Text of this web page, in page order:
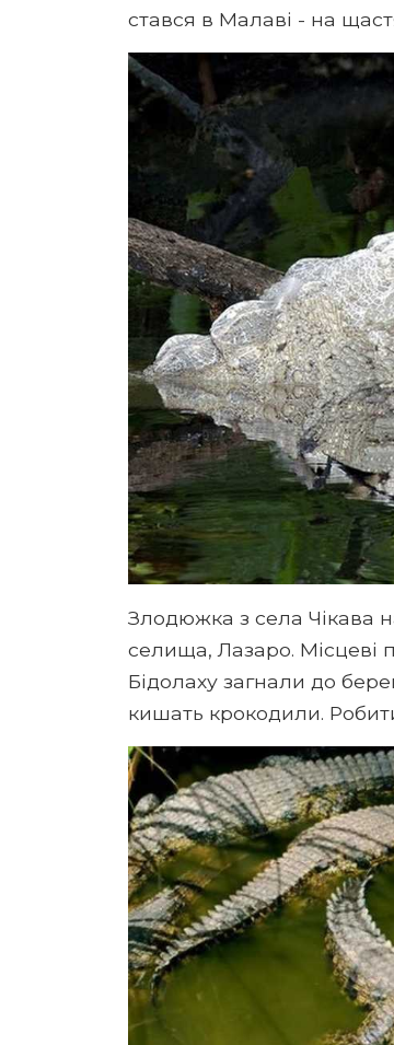
стався в Малаві - на
Злодюжка з села Чікава
селища, Лазаро. Місцеві
Бідолаху загнали до
кишать крокодили.